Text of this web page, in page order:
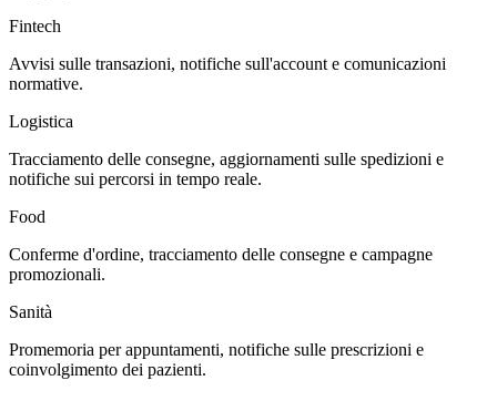
Fintech
Avvisi sulle transazioni, notifiche sull'account e comunicazioni
normative.
Logistica
Tracciamento delle consegne, aggiornamenti sulle spedizioni e
notifiche sui percorsi in tempo reale.
Food
Conferme d'ordine, tracciamento delle consegne e campagne
promozionali.
Sanità
Promemoria per appuntamenti, notifiche sulle prescrizioni e
coinvolgimento dei pazienti.